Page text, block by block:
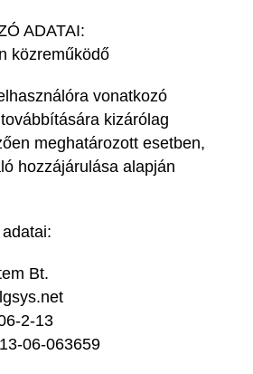
ADATAI:
közreműködő
vonatkozó
kizárólag
meghatározott esetben,
hozzájárulása alapján
Bt.
2-13
06-063659